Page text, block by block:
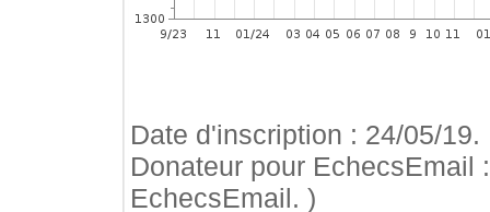
Date d'inscription : 24/05/19.
Donateur pour EchecsEmail
EchecsEmail. )